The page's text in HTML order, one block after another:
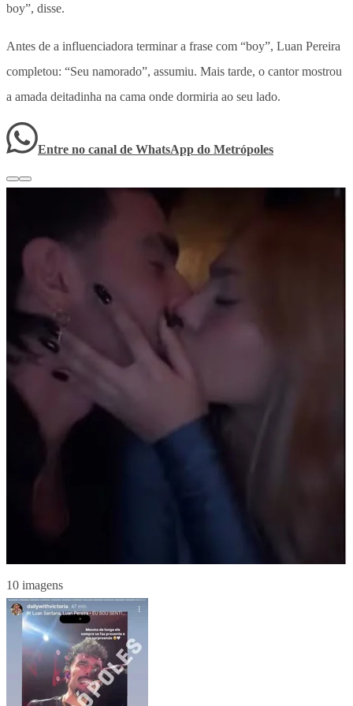
boy”, disse.
Antes de a influenciadora terminar a frase com “boy”, Luan Pereira
completou: “Seu namorado”, assumiu. Mais tarde, o cantor mostrou
a amada deitadinha na cama onde dormiria ao seu lado.
Entre no canal de WhatsApp do Metrópoles
10 imagens